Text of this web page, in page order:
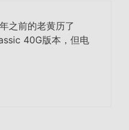
之前的老黄历了
40G版本，但电